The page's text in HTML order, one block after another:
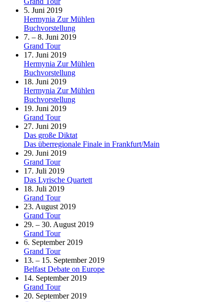
5. Juni 2019
Hermynia Zur Mühlen
Buchvorstellung
7. – 8. Juni 2019
Grand Tour
17. Juni 2019
Hermynia Zur Mühlen
Buchvorstellung
18. Juni 2019
Hermynia Zur Mühlen
Buchvorstellung
19. Juni 2019
Grand Tour
27. Juni 2019
Das große Diktat
Das überregionale Finale in Frankfurt/Main
29. Juni 2019
Grand Tour
17. Juli 2019
Das Lyrische Quartett
18. Juli 2019
Grand Tour
23. August 2019
Grand Tour
29. – 30. August 2019
Grand Tour
6. September 2019
Grand Tour
13. – 15. September 2019
Belfast Debate on Europe
14. September 2019
Grand Tour
20. September 2019